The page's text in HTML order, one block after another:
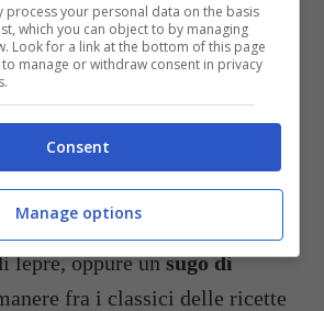
per ottenere il massimo del
GLI GNUDI
è semplice e gustoso:
volete un sugo più saporito per
condirli con un
lepre, oppure unsugo di
fra i classici delle ricette
process your personal data on the basis
which you can object to by managing
Look for a link at the bottom of this page
manage or withdraw consent in privacy
Consent
Manage options